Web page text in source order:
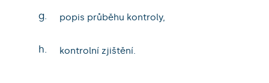
g. popis průběhu kontroly,
h. kontrolní zjištění.